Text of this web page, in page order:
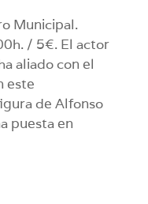
Municipal.
/ 5€. El actor
aliado con el
este
de Alfonso
puesta en